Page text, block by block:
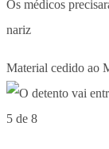
Os médicos
nariz
Material cedido ao
5 de 8